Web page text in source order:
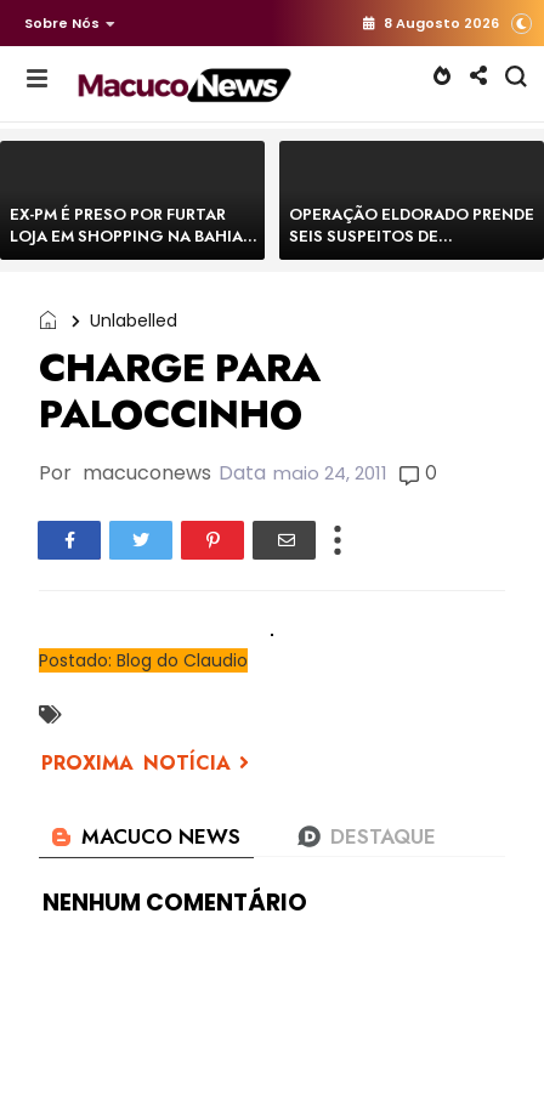
Sobre Nós 8 Augosto 2026
EX-PM É PRESO POR FURTAR
LOJA EM SHOPPING NA BAHIA E
ESCAPA CORRENDO DE
OPERAÇÃO ELDORADO PRENDE
SEIS SUSPEITOS DE
MOVIMENTAR R$ 25 MILHÕES
Unlabelled
CHARGE PARA
PALOCCINHO
Por macuconews Data maio 24, 2011 0
Postado: Blog do Claudio
NENHUM COMENTÁRIO